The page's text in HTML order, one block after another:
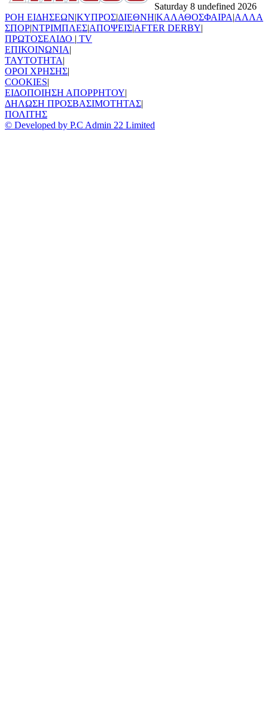
Saturday 8 undefined 2026
ΡΟΗ ΕΙΔΗΣΕΩΝ|ΚΥΠΡΟΣ|ΔΙΕΘΝΗ|ΚΑΛΑΘΟΣΦΑΙΡΑ|ΑΛΛΑ
ΣΠΟΡ|ΝΤΡΙΜΠΛΕΣ|ΑΠΟΨΕΙΣ|AFTER DERBY|
ΠΡΩΤΟΣΕΛΙΔΟ | TV
ΕΠΙΚΟΙΝΩΝΙΑ|
TAYTOTHTA|
ΟΡΟΙ ΧΡΗΣΗΣ|
COOKIES|
ΕΙΔΟΠΟΙΗΣΗ ΑΠΟΡΡΗΤΟΥ|
ΔΗΛΩΣΗ ΠΡΟΣΒΑΣΙΜΟΤΗΤΑΣ|
ΠΟΛΙΤΗΣ
© Developed by P.C Admin 22 Limited